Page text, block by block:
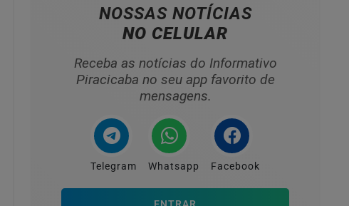
NOSSAS NOTÍCIAS
NO CELULAR
Receba as notícias do Informativo
Piracicaba no seu app favorito de
mensagens.
Telegram Whatsapp Facebook